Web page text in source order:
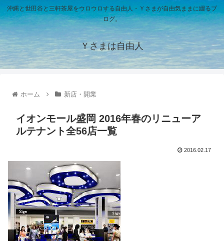
沖縄と世田谷と三軒茶屋をウロウロする自由人・Ｙさまが自由気ままに綴るブ
ログ。
Ｙさまは自由人
ホーム 新店・開業
イオンモール盛岡 2016年春のリニューア
ルテナント全56店一覧
2016.02.17